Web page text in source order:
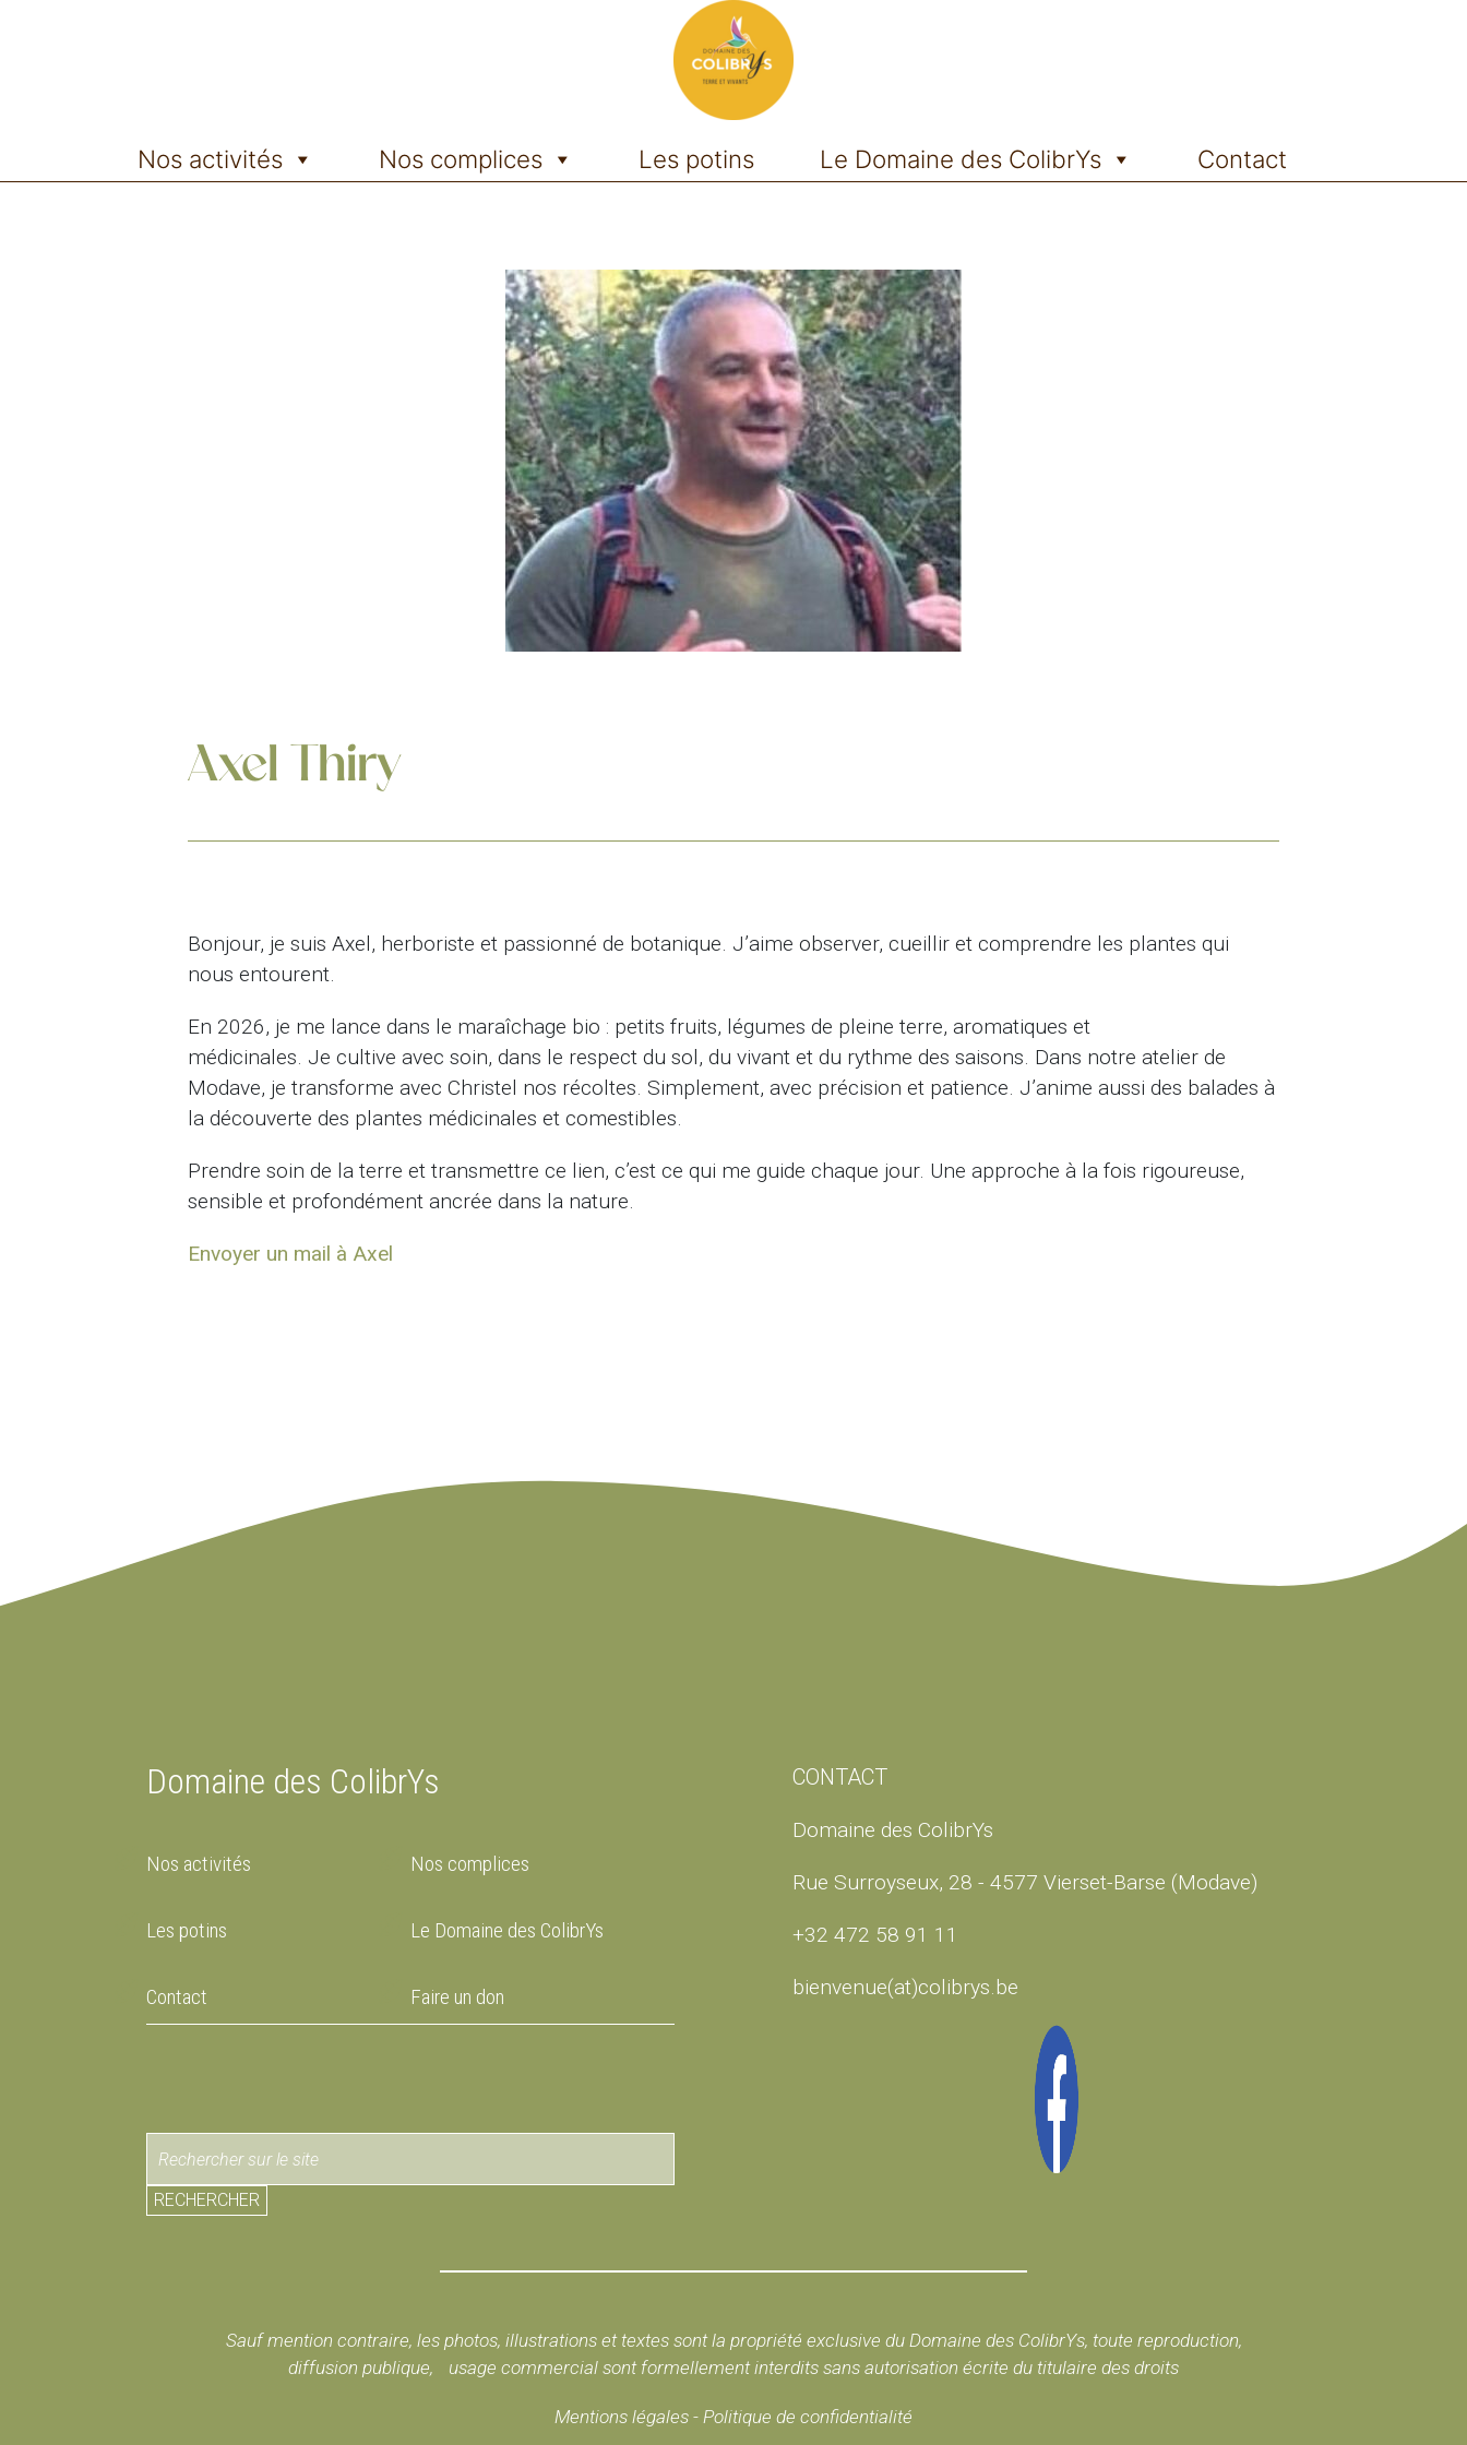
Nos activités Nos complices Les potins Le Domaine des ColibrYs Contact
Axel Thiry
Bonjour, je suis Axel, herboriste et passionné de botanique. J’aime observer, cueillir et comprendre les plantes qui
nous entourent.
En 2026, je me lance dans le maraîchage bio : petits fruits, légumes de pleine terre, aromatiques et
médicinales. Je cultive avec soin, dans le respect du sol, du vivant et du rythme des saisons. Dans notre atelier de
Modave, je transforme avec Christel nos récoltes. Simplement, avec précision et patience. J’anime aussi des balades à
la découverte des plantes médicinales et comestibles.
Prendre soin de la terre et transmettre ce lien, c’est ce qui me guide chaque jour. Une approche à la fois rigoureuse,
sensible et profondément ancrée dans la nature.
Envoyer un mail à Axel
CONTACT
Domaine des ColibrYs
Rue Surroyseux, 28 - 4577 Vierset-Barse (Modave)
+32 472 58 91 11
bienvenue(at)colibrys.be
Domaine des ColibrYs
Nos activités Nos complices
Les potins Le Domaine des ColibrYs
Contact Faire un don
RECHERCHER
Sauf mention contraire, les photos, illustrations et textes sont la propriété exclusive du Domaine des ColibrYs, toute reproduction,
diffusion publique, usage commercial sont formellement interdits sans autorisation écrite du titulaire des droits
Mentions légales - Politique de confidentialité